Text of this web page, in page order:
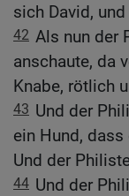
sich David,
42 Als nun der
anschaute, da
Knabe, rötlich
43 Und der
ein Hund,
Und der
44 Und der